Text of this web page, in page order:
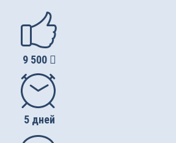
9 500
5 дней